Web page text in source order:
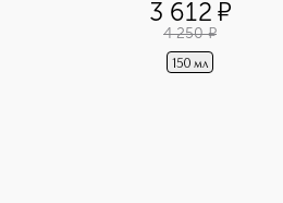
для тела SPF 50+
3 612 ¤
4 250 ¤
150 мл